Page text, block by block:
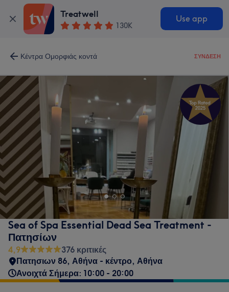
Treatwell
130K
Use app
Κέντρα Ομορφιάς κοντά ΣΎΝΔΕΣΗ
Sea of Spa Essential Dead Sea Treatment -
Πατησίων
4,9
376 κριτικές
Πατησιων 86, Αθήνα - κέντρο, Αθήνα
Ανοιχτά Σήμερα: 10:00 - 20:00